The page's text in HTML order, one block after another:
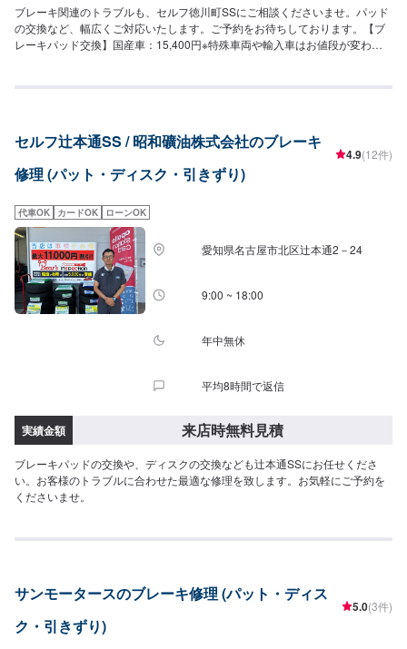
ブレーキ関連のトラブルも、セルフ徳川町SSにご相談くださいませ。パッド
の交換など、幅広くご対応いたします。ご予約をお待ちしております。【ブ
レーキパッド交換】国産車：15,400円※特殊車両や輸入車はお値段が変わる
セルフ辻本通SS / 昭和礦油株式会社のブレーキ
修理 (パット・ディスク・引きずり)
4.9(12件)
代車OK カードOK ローンOK
愛知県名古屋市北区辻本通2－24
9:00 ~ 18:00
年中無休
平均8時間で返信
実績金額 来店時無料見積
ブレーキパッドの交換や、ディスクの交換なども辻本通SSにお任せくださ
い。お客様のトラブルに合わせた最適な修理を致します。お気軽にご予約を
くださいませ。
サンモータースのブレーキ修理 (パット・ディス
ク・引きずり)
5.0(3件)